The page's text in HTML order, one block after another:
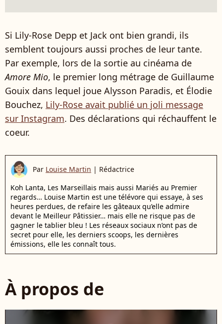
Si Lily-Rose Depp et Jack ont bien grandi, ils
semblent toujours aussi proches de leur tante.
Par exemple, lors de la sortie au cinéama de
Amore Mio, le premier long métrage de Guillaume
Gouix dans lequel joue Alysson Paradis, et Élodie
Bouchez, Lily-Rose avait publié un joli message
sur Instagram. Des déclarations qui réchauffent le
coeur.
Par Louise Martin | Rédactrice
Koh Lanta, Les Marseillais mais aussi Mariés au Premier
regards… Louise Martin est une télévore qui essaye, à ses
heures perdues, de refaire les gâteaux qu’elle admire
devant le Meilleur Pâtissier… mais elle ne risque pas de
gagner le tablier bleu ! Les réseaux sociaux n’ont pas de
secret pour elle, les derniers scoops, les dernières
émissions, elle les connaît tous.
À propos de